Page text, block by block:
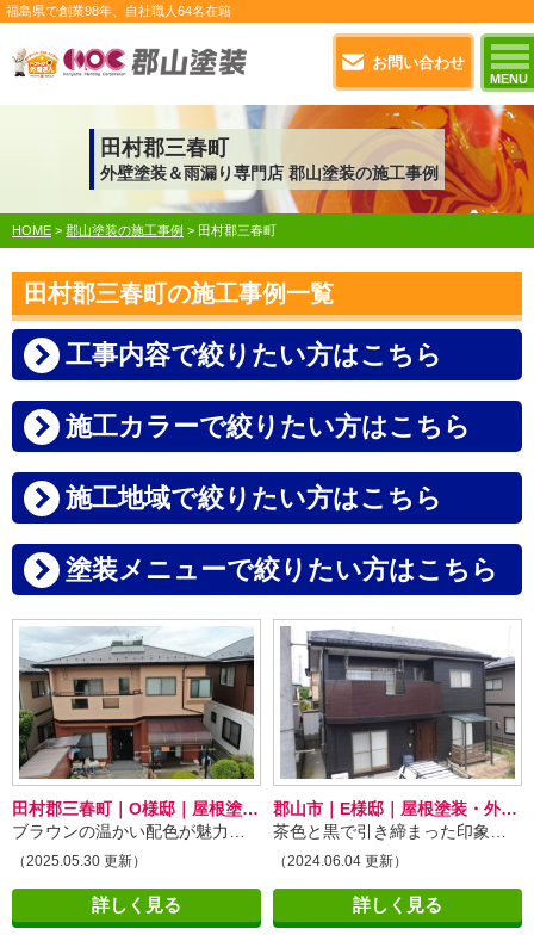
お問い合わせ
MENU
福島県で創業98年 、自社職人 64名在籍
田村郡三春町
外壁塗装＆雨漏り専門店 郡山塗装の施工事例
HOME > 郡山塗装の施工事例 > 田村郡三春町
田村郡三春町の施工事例一覧
工事内容で絞りたい方はこちら
施工カラーで絞りたい方はこちら
施工地域で絞りたい方はこちら
塗装メニューで絞りたい方はこちら
田村郡三春町｜O様邸｜屋根塗装工事・外壁塗装
ブラウンの温かい配色が魅力的！
（2025.05.30 更新）
詳しく見る
郡山市｜E様邸｜屋根塗装・外壁塗装工事
茶色と黒で引き締まった印象に！
（2024.06.04 更新）
詳しく見る